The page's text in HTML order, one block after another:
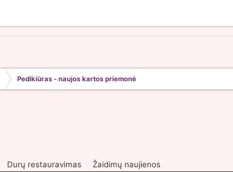
Pedikiūras - naujos kartos priemonė
Durų restauravimas Žaidimų naujienos